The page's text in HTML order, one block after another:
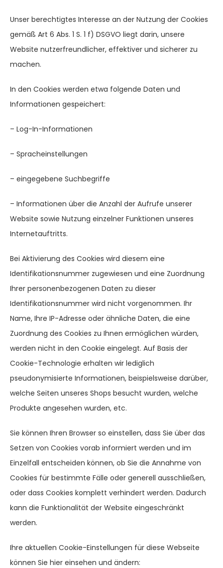
Unser berechtigtes Interesse an der Nutzung der Cookies
gemäß Art 6 Abs. 1 S. 1 f) DSGVO liegt darin, unsere
Website nutzerfreundlicher, effektiver und sicherer zu
machen.
In den Cookies werden etwa folgende Daten und
Informationen gespeichert:
– Log-In-Informationen
– Spracheinstellungen
– eingegebene Suchbegriffe
– Informationen über die Anzahl der Aufrufe unserer
Website sowie Nutzung einzelner Funktionen unseres
Internetauftritts.
Bei Aktivierung des Cookies wird diesem eine
Identifikationsnummer zugewiesen und eine Zuordnung
Ihrer personenbezogenen Daten zu dieser
Identifikationsnummer wird nicht vorgenommen. Ihr
Name, Ihre IP-Adresse oder ähnliche Daten, die eine
Zuordnung des Cookies zu Ihnen ermöglichen würden,
werden nicht in den Cookie eingelegt. Auf Basis der
Cookie-Technologie erhalten wir lediglich
pseudonymisierte Informationen, beispielsweise darüber,
welche Seiten unseres Shops besucht wurden, welche
Produkte angesehen wurden, etc.
Sie können Ihren Browser so einstellen, dass Sie über das
Setzen von Cookies vorab informiert werden und im
Einzelfall entscheiden können, ob Sie die Annahme von
Cookies für bestimmte Fälle oder generell ausschließen,
oder dass Cookies komplett verhindert werden. Dadurch
kann die Funktionalität der Website eingeschränkt
werden.
Ihre aktuellen Cookie-Einstellungen für diese Webseite
können Sie hier einsehen und ändern: